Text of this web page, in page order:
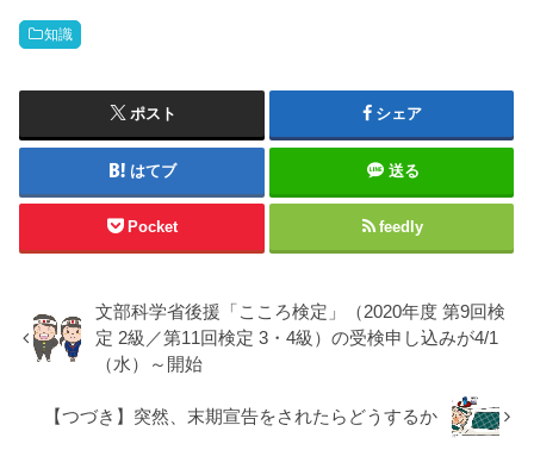
知識
ポスト シェア
はてブ 送る
Pocket feedly
文部科学省後援「こころ検定」（2020年度 第9回検
定 2級／第11回検定 3・4級）の受検申し込みが4/1
（水）～開始
【つづき】突然、末期宣告をされたらどうするか